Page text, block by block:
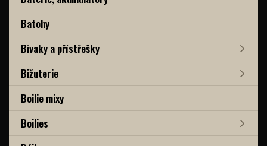
Batohy
Bivaky a přístřešky
Bižuterie
Boilie mixy
Boilies